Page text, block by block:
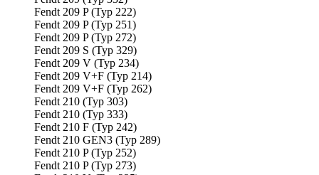
Fendt 209 P (Typ 222)
Fendt 209 P (Typ 251)
Fendt 209 P (Typ 272)
Fendt 209 S (Typ 329)
Fendt 209 V (Typ 234)
Fendt 209 V+F (Typ 214)
Fendt 209 V+F (Typ 262)
Fendt 210 (Typ 303)
Fendt 210 (Typ 333)
Fendt 210 F (Typ 242)
Fendt 210 GEN3 (Typ 289)
Fendt 210 P (Typ 252)
Fendt 210 P (Typ 273)